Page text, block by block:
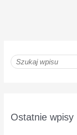
Ostatnie wpisy